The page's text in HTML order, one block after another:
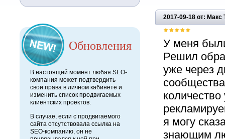
Обновления
В настоящий момент любая SEO-
компания может подтвердить
свои права в личном кабинете и
изменить список продвигаемых
клиентских проектов.
В случае, если с продвигаемого
сайта отсутствовала ссылка на
SEO-компанию, он не
2017-09-18 от: Макс
У меня
Решил
уже через
я могу
знающим